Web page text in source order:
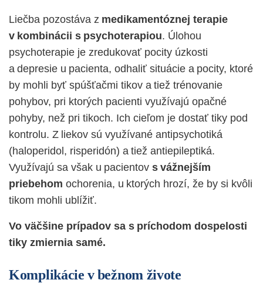
Liečba pozostáva z medikamentóznej terapie
v kombinácii s psychoterapiou. Úlohou
psychoterapie je zredukovať pocity úzkosti
a depresie u pacienta, odhaliť situácie a pocity, ktoré
by mohli byť spúšťačmi tikov a tiež trénovanie
pohybov, pri ktorých pacienti využívajú opačné
pohyby, než pri tikoch. Ich cieľom je dostať tiky pod
kontrolu. Z liekov sú využívané antipsychotiká
(haloperidol, risperidón) a tiež antiepileptiká.
Využívajú sa však u pacientov s vážnejším
priebehom ochorenia, u ktorých hrozí, že by si kvôli
tikom mohli ublížiť.
Vo väčšine prípadov sa s príchodom dospelosti
tiky zmiernia samé.
Komplikácie v bežnom živote